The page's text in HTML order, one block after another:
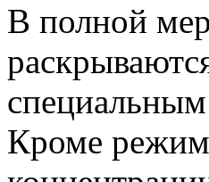
В полной
Кроме